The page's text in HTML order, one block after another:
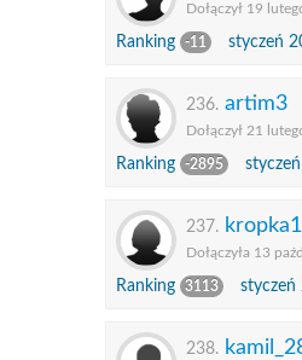
Dołączył 19
Ranking -11 styczeń
236. artim3
Dołączył 21
Ranking -2895
237. kropka1
Dołączyła 13
Ranking 3113 styczeń
238.